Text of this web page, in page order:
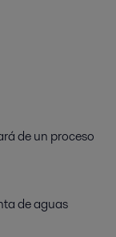
de un proceso
de aguas